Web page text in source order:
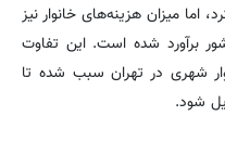
اما میزان هزینه‌های خانوار نیز
برآورد شده است. این تفاوت
شهری در تهران سبب شده تا
شود.